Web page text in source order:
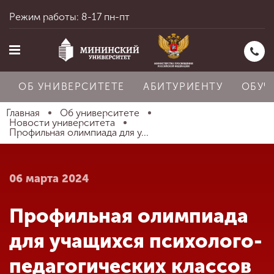
Главная
Абитуриенту
Режим работы: 8-17 пн-пт
ОБ УНИВЕРСИТЕТЕ АБИТУРИЕНТУ
Главная
Об университете
Новости университета
Профильная олимпиада для у...
06 марта 2024
Профильная олимпиада
для учащихся психолого-
педагогических классов